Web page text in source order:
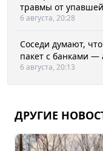
травмы от
6 августа, 20:28
Соседи думают,
пакет с банками —
6 августа, 20:13
ДРУГИЕ